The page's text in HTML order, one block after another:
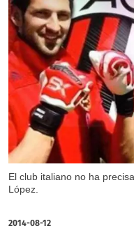
El club italiano no ha
López.
2014-08-12